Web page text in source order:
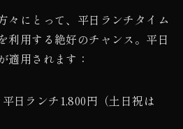
々にとって、平日ランチタイム
利用する絶好のチャンス。平日
適用されます：
日ランチ1,800円（土日祝は